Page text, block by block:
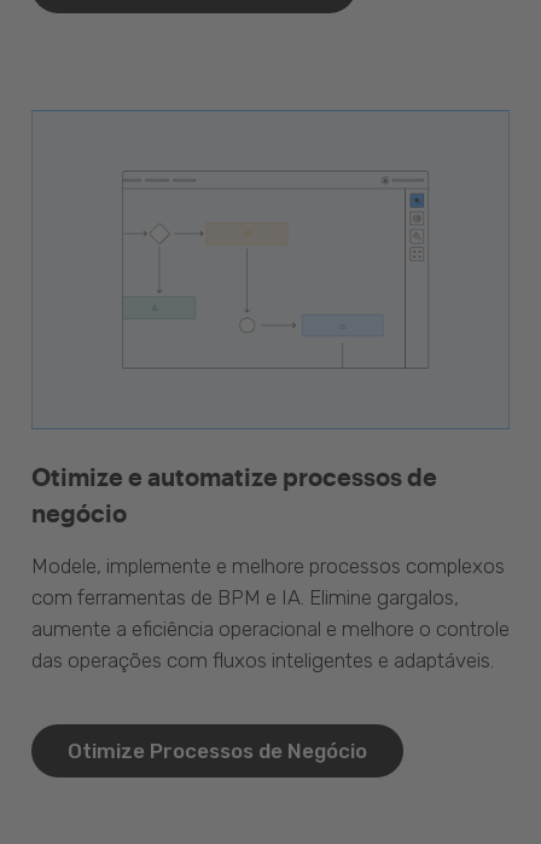
Otimize e automatize processos de
negócio
Modele, implemente e melhore processos complexos
com ferramentas de BPM e IA. Elimine gargalos,
aumente a eficiência operacional e melhore o controle
das operações com fluxos inteligentes e adaptáveis.
Otimize Processos de Negócio